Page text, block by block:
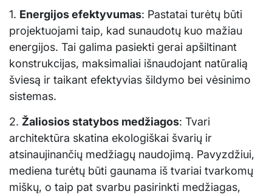
1. Energijos efektyvumas: Pastatai turėtų būti
projektuojami taip, kad sunaudotų kuo mažiau
energijos. Tai galima pasiekti gerai apšiltinant
konstrukcijas, maksimaliai išnaudojant natūralią
šviesą ir taikant efektyvias šildymo bei vėsinimo
sistemas.
2. Žaliosios statybos medžiagos: Tvari
architektūra skatina ekologiškai švarių ir
atsinaujinančių medžiagų naudojimą. Pavyzdžiui,
mediena turėtų būti gaunama iš tvariai tvarkomų
miškų, o taip pat svarbu pasirinkti medžiagas,